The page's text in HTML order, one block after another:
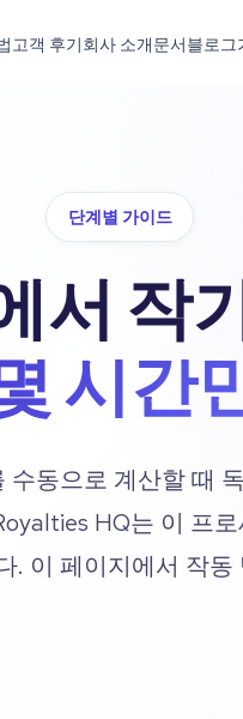
고객 후기회사 소개문서블로그
단계별 가이드
서 작
시간
동으로 계산할 때
HQ는 이 프
. 이 페이지에서 작동